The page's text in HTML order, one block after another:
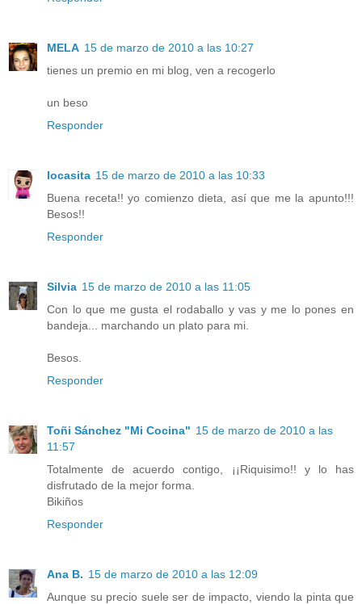
MELA 15 de marzo de 2010 a las 10:27
tienes un premio en mi blog, ven a recogerlo
un beso
Responder
locasita 15 de marzo de 2010 a las 10:33
Buena receta!! yo comienzo dieta, así que me la apunto!!!
Besos!!
Responder
Silvia 15 de marzo de 2010 a las 11:05
Con lo que me gusta el rodaballo y vas y me lo pones en
bandeja... marchando un plato para mi.
Besos.
Responder
Toñi Sánchez "Mi Cocina" 15 de marzo de 2010 a las
11:57
Totalmente de acuerdo contigo, ¡¡Riquisimo!! y lo has
disfrutado de la mejor forma.
Bikiños
Responder
Ana B. 15 de marzo de 2010 a las 12:09
Aunque su precio suele ser de impacto, viendo la pinta que